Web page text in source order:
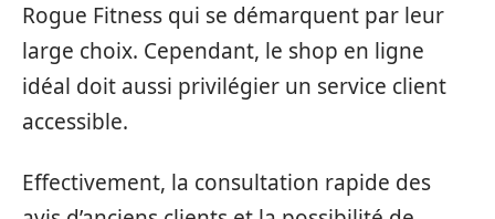
Rogue Fitness qui se démarquent par leur
large choix. Cependant, le shop en ligne
idéal doit aussi privilégier un service client
accessible.
Effectivement, la consultation rapide des